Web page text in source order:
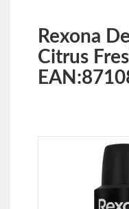
Rexona
Citrus